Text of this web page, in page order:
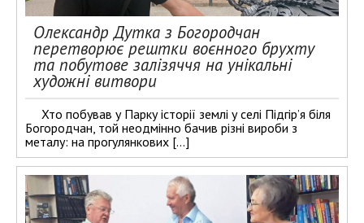
Олександр Дутка з Богородчан
перетворює рештки воєнного брухту
та побутове залізяччя на унікальні
художні витвори
Хто побував у Парку історії землі у селі Підгір’я біля
Богородчан, той неодмінно бачив різні вироби з
металу: на прогулянкових […]